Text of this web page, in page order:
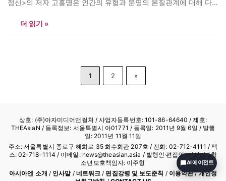
정신>의 저자 고홍명은 인간의 유형과 문명의 본질관계에 대해 다
적으로 물어야 할 문제는 거대한 도시나 화려하고 웅장한 건축물 또
는 넓고 평탄한 도로 등을 건설할 수 있는지가…
더 읽기 »
1 2 »
상호: (주)아자미디어앤컬처 /사업자등록번호: 101-86-64640 / 제호:
THEAsiaN / 등록정보: 서울특별시 아01771 / 등록일: 2011년 9월 6일 / 발행
일: 2011년 11월 11일
주소: 서울특별시 종로구 혜화로 35 화수회관 207호 / 전화: 02-712-4111 / 팩
스: 02-718-1114 / 이메일: news@theasian.asia / 발행인·편집인: 이상기 / 청
소년보호책임자: 이주형
아시아엔 소개 / 인사말/ 네트워크 /편집강령 및 보도준칙 / 이용약관/개인정
AI 에이전트